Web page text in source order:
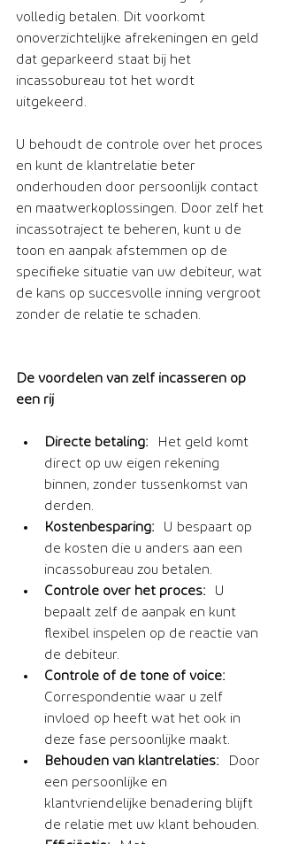
volledig betalen. Dit voorkomt
onoverzichtelijke afrekeningen en geld
dat geparkeerd staat bij het
incassobureau tot het wordt
uitgekeerd.
U behoudt de controle over het proces
en kunt de klantrelatie beter
onderhouden door persoonlijk contact
en maatwerkoplossingen. Door zelf het
incassotraject te beheren, kunt u de
toon en aanpak afstemmen op de
specifieke situatie van uw debiteur, wat
de kans op succesvolle inning vergroot
zonder de relatie te schaden.
De voordelen van zelf incasseren op
een rij
Directe betaling: Het geld komt
direct op uw eigen rekening
binnen, zonder tussenkomst van
derden.
Kostenbesparing: U bespaart op
de kosten die u anders aan een
incassobureau zou betalen.
Controle over het proces: U
bepaalt zelf de aanpak en kunt
flexibel inspelen op de reactie van
de debiteur.
Controle of de tone of voice:
Correspondentie waar u zelf
invloed op heeft wat het ook in
deze fase persoonlijke maakt.
Behouden van klantrelaties: Door
een persoonlijke en
klantvriendelijke benadering blijft
de relatie met uw klant behouden.